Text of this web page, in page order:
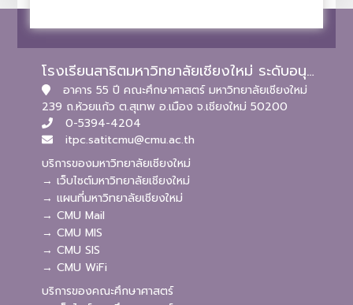
โรงเรียนสาธิตมหาวิทยาลัยเชียงใหม่ ระดับอนุบาลและประถมศึกษา
อาคาร 55 ปี คณะศึกษาศาสตร์ มหาวิทยาลัยเชียงใหม่
239 ถ.ห้วยแก้ว ต.สุเทพ อ.เมือง จ.เชียงใหม่ 50200
0-5394-4204
itpc.satitcmu@cmu.ac.th
บริการของมหาวิทยาลัยเชียงใหม่
→ เว็บไซต์มหาวิทยาลัยเชียงใหม่
→ แผนที่มหาวิทยาลัยเชียงใหม่
→ CMU Mail
→ CMU MIS
→ CMU SIS
→ CMU WiFi
บริการของคณะศึกษาศาสตร์